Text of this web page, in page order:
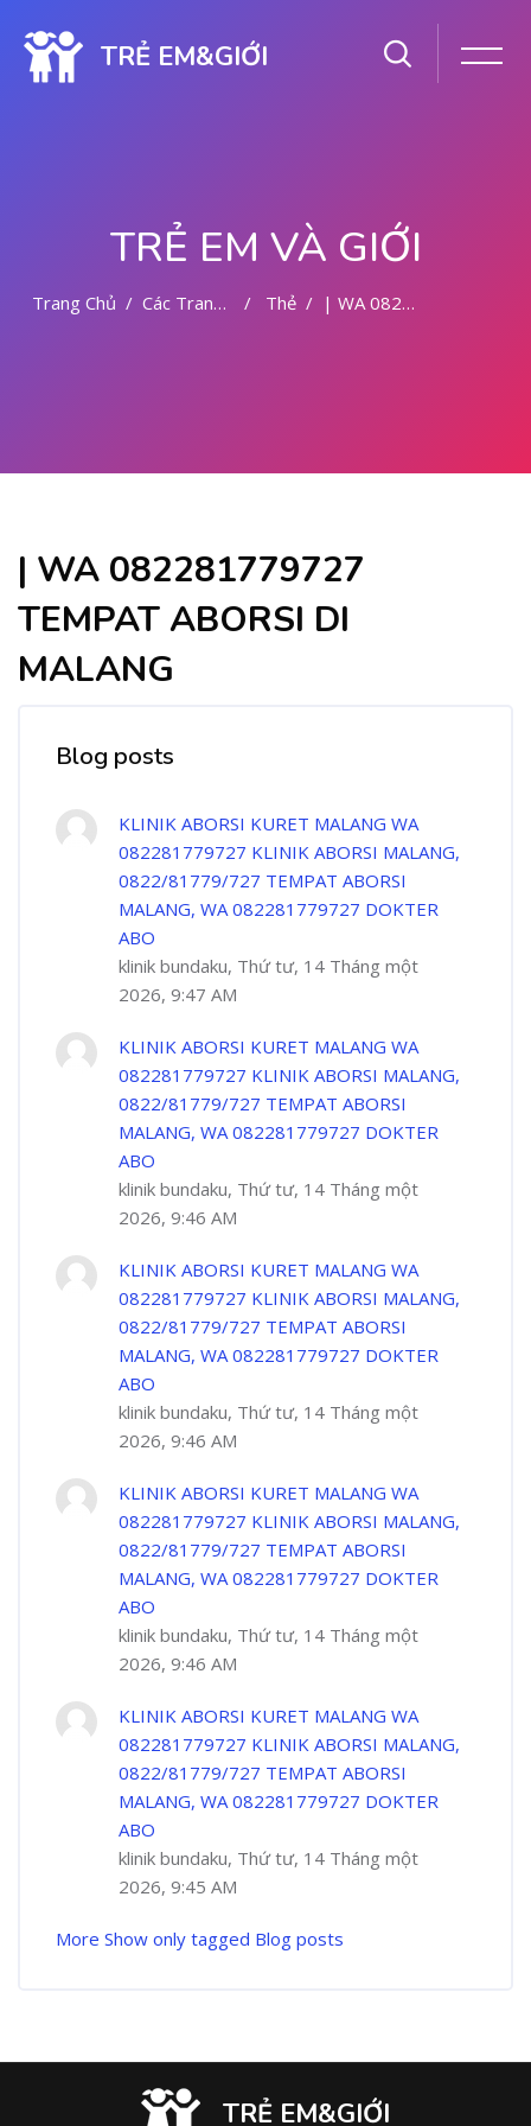
TRẺ EM&GIỚI
TRẺ EM VÀ GIỚI
Trang Chủ Các Trang Của Hệ Thống Thẻ | WA 082281779727 TEMPAT ABORSI DI MALANG
| WA 082281779727
TEMPAT ABORSI DI
MALANG
Blog posts
KLINIK ABORSI KURET MALANG WA
082281779727 KLINIK ABORSI MALANG,
0822/81779/727 TEMPAT ABORSI
MALANG, WA 082281779727 DOKTER
ABO
klinik bundaku, Thứ tư, 14 Tháng một
2026, 9:47 AM
KLINIK ABORSI KURET MALANG WA
082281779727 KLINIK ABORSI MALANG,
0822/81779/727 TEMPAT ABORSI
MALANG, WA 082281779727 DOKTER
ABO
klinik bundaku, Thứ tư, 14 Tháng một
2026, 9:46 AM
KLINIK ABORSI KURET MALANG WA
082281779727 KLINIK ABORSI MALANG,
0822/81779/727 TEMPAT ABORSI
MALANG, WA 082281779727 DOKTER
ABO
klinik bundaku, Thứ tư, 14 Tháng một
2026, 9:46 AM
KLINIK ABORSI KURET MALANG WA
082281779727 KLINIK ABORSI MALANG,
0822/81779/727 TEMPAT ABORSI
MALANG, WA 082281779727 DOKTER
ABO
klinik bundaku, Thứ tư, 14 Tháng một
2026, 9:46 AM
KLINIK ABORSI KURET MALANG WA
082281779727 KLINIK ABORSI MALANG,
0822/81779/727 TEMPAT ABORSI
MALANG, WA 082281779727 DOKTER
ABO
klinik bundaku, Thứ tư, 14 Tháng một
2026, 9:45 AM
More Show only tagged Blog posts
TRẺ EM&GIỚI